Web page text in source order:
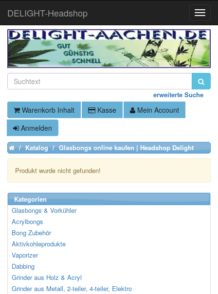
erweiterte Suche
Warenkorb Inhalt Kasse
Mein Account
Anmelden
HomeKatalog Glasbongs online kaufen | Headshop Delight
Produkt wurde nicht gefunden!
Kategorien
Glasbongs & Vorkühler
Acrylbongs
Bong Zubehör
Aktivkohleprodukte
Vaporizer
Dabbing
Grinder aus Holz & Acryl
Grinder aus Metall, 2-teiler, 4-teiler, Elektro
Toggle
DELIGHT-Headshop